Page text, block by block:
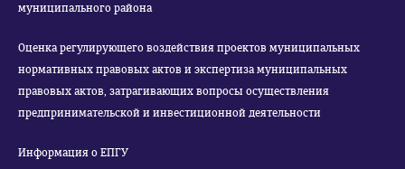
муниципального района
Оценка регулирующего воздействия проектов муниципальных
нормативных правовых актов и экспертиза муниципальных
правовых актов, затрагивающих вопросы осуществления
предпринимательской и инвестиционной деятельности
Информация о ЕПГУ